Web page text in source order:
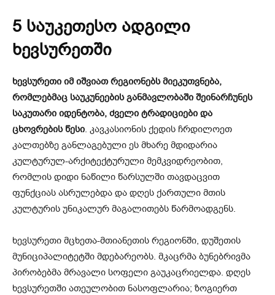
5 საუკეთესო ადგილი
ხევსურეთში
ხევსურეთი იმ იშვიათ რეგიონებს მიეკუთვნება,
რომლებმაც საუკუნეების განმავლობაში შეინარჩუნეს
საკუთარი იდენტობა, ძველი ტრადიციები და
ცხოვრების წესი. კავკასიონის ქედის ჩრდილოეთ
კალთებზე განლაგებული ეს მხარე მდიდარია
კულტურულ-არქიტექტურული მემკვიდრეობით,
რომლის დიდი ნაწილი წარსულში თავდაცვით
ფუნქციას ასრულებდა და დღეს ქართული მთის
კულტურის უნიკალურ მაგალითებს წარმოადგენს.
ხევსურეთი მცხეთა-მთიანეთის რეგიონში, დუშეთის
მუნიციპალიტეტში მდებარეობს. მკაცრმა ბუნებრივმა
პირობებმა მრავალი სოფელი გაუკაცრიელდა. დღეს
ხევსურეთში ათეულობით ნასოფლარია; ზოგიერთ